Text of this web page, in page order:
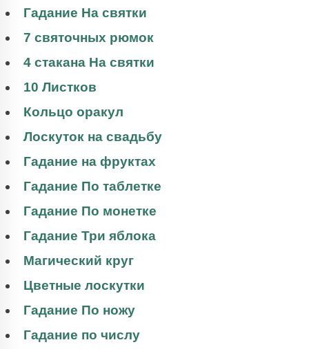
Гадание На святки
7 святочных рюмок
4 стакана На святки
10 Листков
Кольцо оракул
Лоскуток на свадьбу
Гадание на фруктах
Гадание По таблетке
Гадание По монетке
Гадание Три яблока
Магический круг
Цветные лоскутки
Гадание По ножу
Гадание по числу